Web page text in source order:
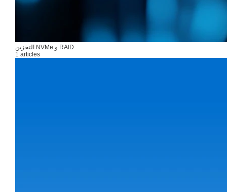
التخزين NVMe و RAID
1 articles